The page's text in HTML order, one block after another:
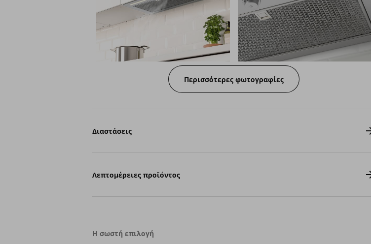
Περισσότερες φωτογραφίες
Διαστάσεις
Λεπτομέρειες προϊόντος
Η σωστή επιλογή